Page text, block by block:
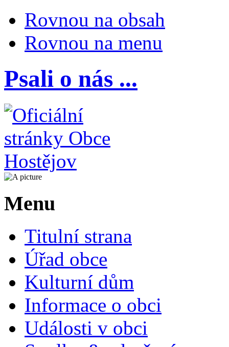
Rovnou na obsah
Rovnou na menu
Psali o nás ...
Menu
Titulní strana
Úřad obce
Kulturní dům
Informace o obci
Události v obci